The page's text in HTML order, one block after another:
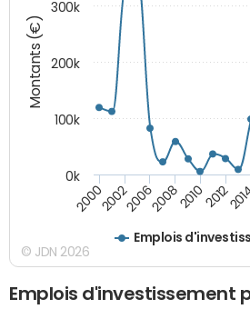
Montants (€)
Emplois
200020022006200820102012
0k
100k
200k
300k
© JDN 2026
Emplois d'investissement